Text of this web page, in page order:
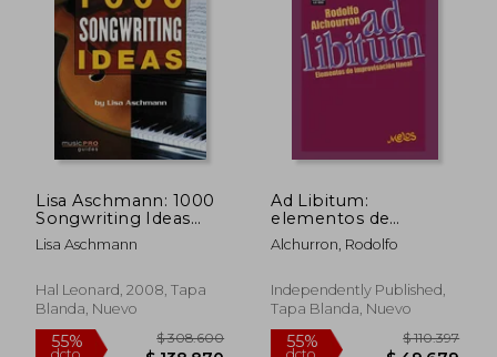
55%
dcto.
$ 172.629
$ 77.683
55%
dcto.
Lisa Aschmann: 1000
Songwriting Ideas
(Hal Leonard Music
pro Guides) (en
Lisa Aschmann
Hal Leonard, 2008, Tapa
Blanda, Nuevo
Ad Libitum:
elementos de
improvisación lineal
Alchurron, Rodolfo
Independently Published,
Tapa Blanda, Nuevo